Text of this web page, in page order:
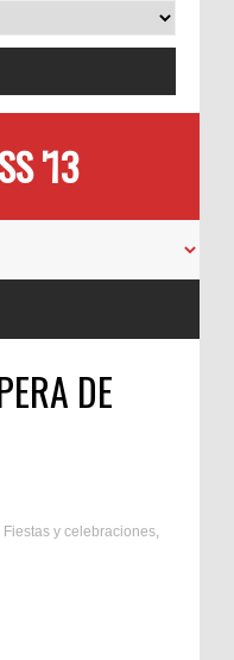
'13
DE
Fiestas y celebraciones,